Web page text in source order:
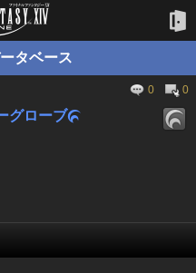
タベース
0 0
グローブ